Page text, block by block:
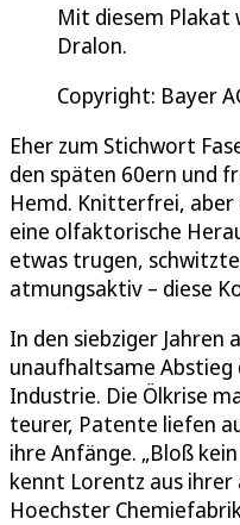
Mit diesem Plakat
Dralon.
Copyright: Bayer
Eher zum Stichwort
den späten 60ern und
Hemd. Knitterfrei, aber
eine olfaktorische
etwas trugen,
atmungsaktiv – diese
In den siebziger Jahren
unaufhaltsame
Industrie. Die Ölkrise
teurer, Patente liefen
ihre Anfänge. „Bloß
kennt Lorentz aus
Hoechster